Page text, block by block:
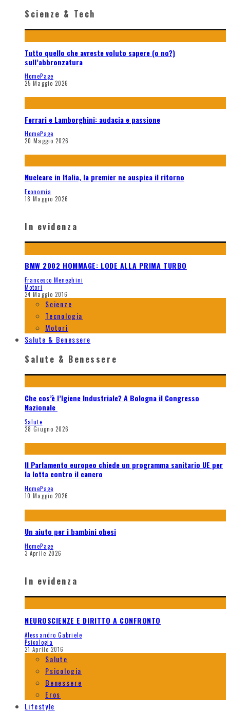
Scienze & Tech
Tutto quello che avreste voluto sapere (o no?)
sull’abbronzatura
HomePage
25 Maggio 2026
Ferrari e Lamborghini: audacia e passione
HomePage
20 Maggio 2026
Nucleare in Italia, la premier ne auspica il ritorno
Economia
18 Maggio 2026
In evidenza
BMW 2002 HOMMAGE: LODE ALLA PRIMA TURBO
Francesco Meneghini
Motori
24 Maggio 2016
Scienze
Tecnologia
Motori
Salute & Benessere
Salute & Benessere
Che cos’è l’Igiene Industriale? A Bologna il Congresso
Nazionale
Salute
28 Giugno 2026
Il Parlamento europeo chiede un programma sanitario UE per
la lotta contro il cancro
HomePage
10 Maggio 2026
Un aiuto per i bambini obesi
HomePage
3 Aprile 2026
In evidenza
NEUROSCIENZE E DIRITTO A CONFRONTO
Alessandro Gabriele
Psicologia
21 Aprile 2016
Salute
Psicologia
Benessere
Eros
Lifestyle